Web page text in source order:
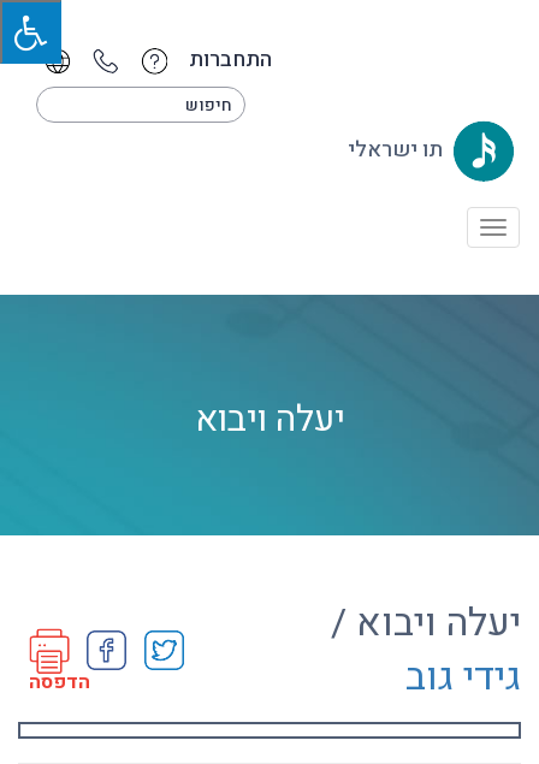
התחברות
תו ישראלי
Toggle
יעלה ויבוא
יעלה ויבוא /
גידי גוב
הדפסה